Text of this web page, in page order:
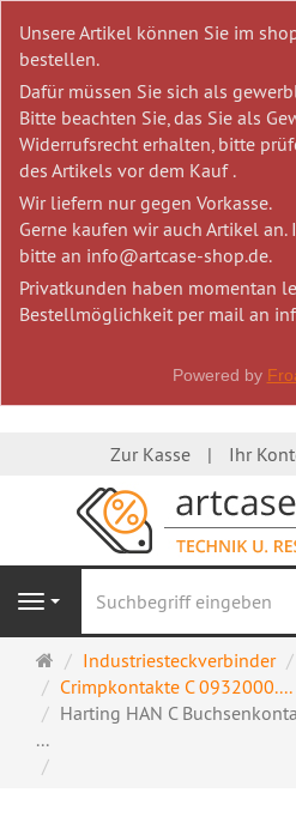
Unsere Artikel können Sie im
bestellen.
Dafür müssen Sie sich als
Bitte beachten Sie, das Sie als
Widerrufsrecht erhalten, bitte
des Artikels vor dem Kauf .
Wir liefern nur gegen Vorkasse.
Gerne kaufen wir auch Artikel
bitte an info@artcase-shop.de.
Privatkunden haben momentan
Bestellmöglichkeit per mail an
Powered by
Zur Kasse Ihr
Navigation
Startseite
Industriesteckverbinder
Crimpkontakte C 0932000....
Harting HAN C
...